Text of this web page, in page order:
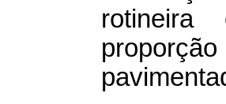
rotineira